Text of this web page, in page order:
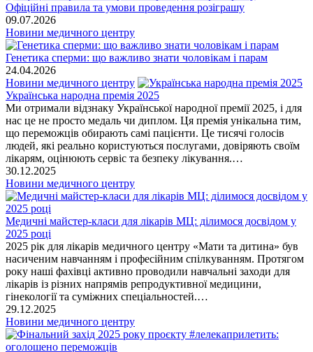
​Офіційні правила та умови проведення розіграшу
09.07.2026
Новини медичного центру
Генетика сперми: що важливо знати чоловікам і парам
24.04.2026
Новини медичного центру
Українська народна премія 2025
​Ми отримали відзнаку Української народної премії 2025, і для
нас це не просто медаль чи диплом. Ця премія унікальна тим,
що переможців обирають самі пацієнти. Це тисячі голосів
людей, які реально користуються послугами, довіряють своїм
лікарям, оцінюють сервіс та безпеку лікування.…
30.12.2025
Новини медичного центру
Медичні майстер-класи для лікарів МЦ: ділимося досвідом у
2025 році
​2025 рік для лікарів медичного центру «Мати та дитина» був
насиченим навчанням і професійним спілкуванням. Протягом
року наші фахівці активно проводили навчальні заходи для
лікарів із різних напрямів репродуктивної медицини,
гінекології та суміжних спеціальностей.…
29.12.2025
Новини медичного центру